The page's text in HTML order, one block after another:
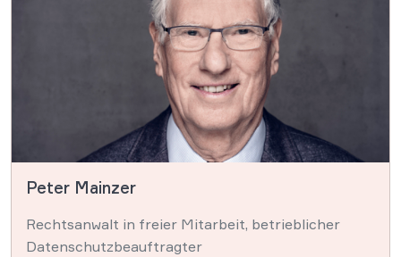
Peter Mainzer
Rechtsanwalt in freier Mitarbeit, betrieblicher
Datenschutzbeauftragter